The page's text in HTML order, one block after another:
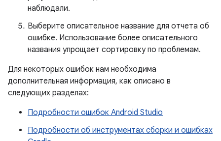
наблюдали.
Выберите описательное название для отчета об
ошибке. Использование более описательного
названия упрощает сортировку по проблемам.
Для некоторых ошибок нам необходима
дополнительная информация, как описано в
следующих разделах:
Подробности ошибок Android Studio
Подробности об инструментах сборки и ошибках